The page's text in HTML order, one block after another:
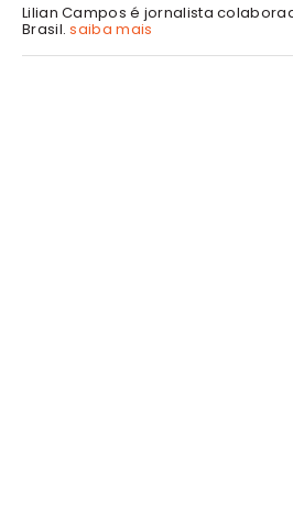
Lilian Campos é jornalista
Brasil.saiba mais